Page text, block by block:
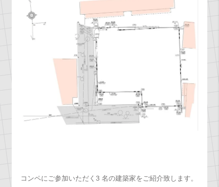
コンペにご参加いただく3 名の建築家をご紹介致します。